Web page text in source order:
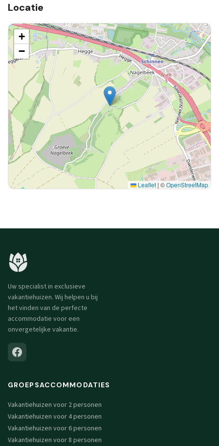
Locatie
+
−
Leaflet | ©OpenStreetMap
Uw specialist in exclusieve
vakantiehuizen. Wij helpen u bij
het vinden van de perfecte
accommodatie voor een
onvergetelijke vakantie.
GROEPSACCOMMODATIES
Vakantiehuizen voor 2 personen
Vakantiehuizen voor 4 personen
Vakantiehuizen voor 6 personen
Vakantiehuizen voor 8 personen